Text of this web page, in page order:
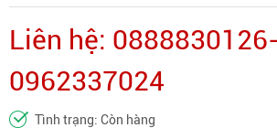
Liên hệ:
0962337024
Tình trạng: Còn hàng